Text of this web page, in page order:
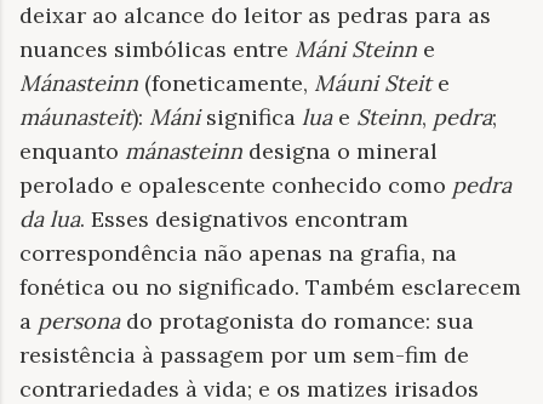
deixar ao alcance do leitor as pedras para as
nuances simbólicas entre Máni Steinn e
Mánasteinn (foneticamente, Máuni Steite
máunasteit): Mánisignifica luae Steinn, pedra;
enquanto mánasteinn designa o mineral
perolado e opalescente conhecido como pedra
da lua. Esses designativos encontram
correspondência não apenas na grafia, na
fonética ou no significado. Também esclarecem
a personado protagonista do romance: sua
resistência à passagem por um sem-fim de
contrariedades à vida; e os matizes irisados